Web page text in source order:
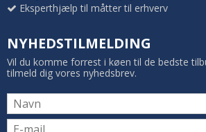
Eksperthjælp til måtter til erhverv
NYHEDSTILMELDING
Vil du komme forrest i køen til de bedste
tilmeld dig vores nyhedsbrev.